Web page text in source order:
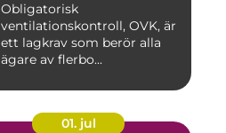
Obligatorisk
ventilationskontroll, OVK, är
ett lagkrav som berör alla
ägare av flerbo...
01. jul